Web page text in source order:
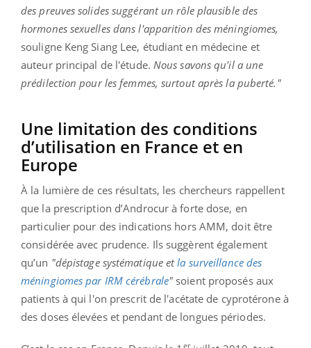
des preuves solides suggérant un rôle plausible des
hormones sexuelles dans l'apparition des méningiomes,
souligne Keng Siang Lee, étudiant en médecine et
auteur principal de l'étude. Nous savons qu'il a une
prédilection pour les femmes, surtout après la puberté."
Une limitation des conditions
d’utilisation en France et en
Europe
À la lumière de ces résultats, les chercheurs rappellent
que la prescription d’Androcur à forte dose, en
particulier pour des indications hors AMM, doit être
considérée avec prudence. Ils suggèrent également
qu’un "dépistage systématique etla surveillance des
méningiomes par IRM cérébrale" soient proposés aux
patients à qui l'on prescrit de l'acétate de cyprotérone à
des doses élevées et pendant de longues périodes.
er